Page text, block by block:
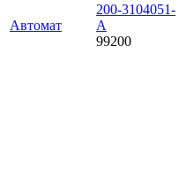
Автомат
200-3104051-
А
99200